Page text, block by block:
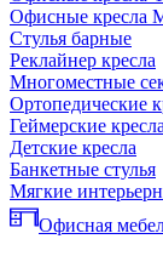
Офисные кресла
Стулья барные
Реклайнер кресла
Многоместные
Ортопедические
Геймерские
Детские кресла
Банкетные стулья
Мягкие
Офисная